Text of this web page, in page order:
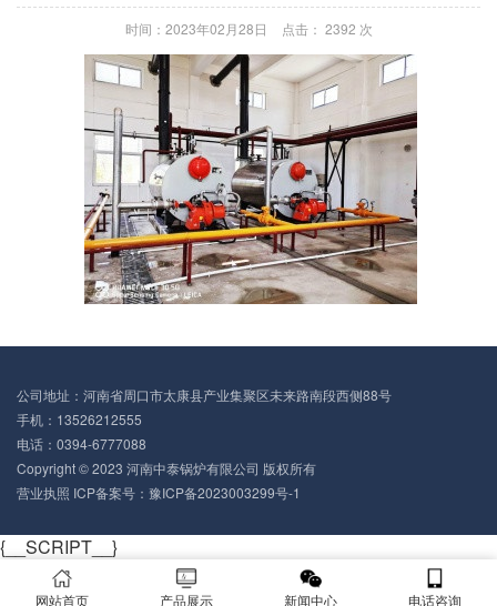
时间：2023年02月28日 点击： 2392 次
公司地址：河南省周口市太康县产业集聚区未来路南段西侧88号
手机：13526212555
电话：0394-6777088
Copyright © 2023 河南中泰锅炉有限公司 版权所有
营业执照 ICP备案号：豫ICP备2023003299号-1
网站首页 产品展示 新闻中心 电话咨询
{__SCRIPT__}